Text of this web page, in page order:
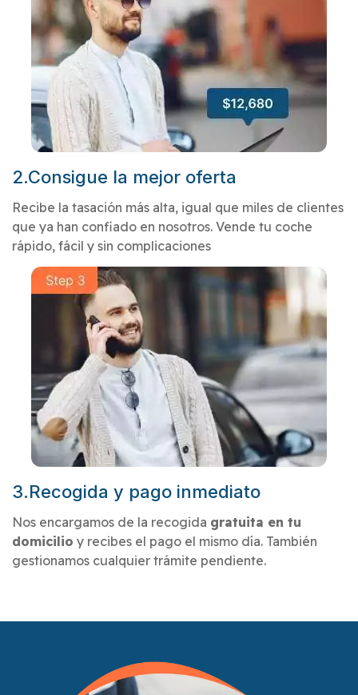
2.Consigue la mejor oferta
Recibe la tasación más alta, igual que miles de clientes
que ya han confiado en nosotros. Vende tu coche
rápido, fácil y sin complicaciones
3.Recogida y pago inmediato
Nos encargamos de la recogida gratuita en tu
domicilio y recibes el pago el mismo día. También
gestionamos cualquier trámite pendiente.